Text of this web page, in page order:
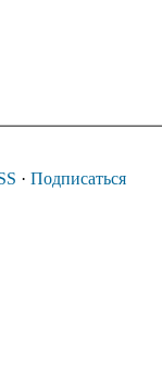
· Подписаться